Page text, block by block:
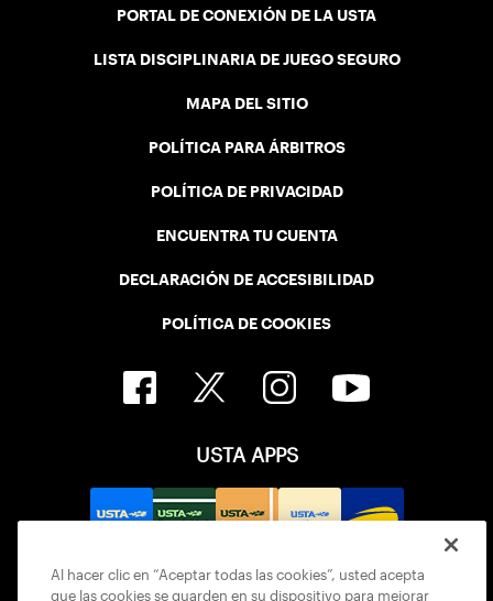
PORTAL DE CONEXIÓN DE LA USTA
LISTA DISCIPLINARIA DE JUEGO SEGURO
MAPA DEL SITIO
POLÍTICA PARA ÁRBITROS
POLÍTICA DE PRIVACIDAD
ENCUENTRA TU CUENTA
DECLARACIÓN DE ACCESIBILIDAD
POLÍTICA DE COOKIES
USTA APPS
Al hacer clic en “Aceptar todas las cookies”, usted acepta
que las cookies se guarden en su dispositivo para mejorar